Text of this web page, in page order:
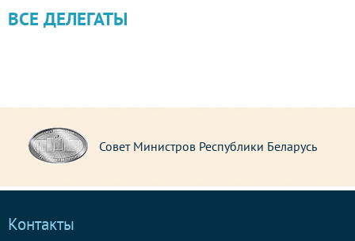
ВСЕ ДЕЛЕГАТЫ
Совет Министров Республики Беларусь
Контакты